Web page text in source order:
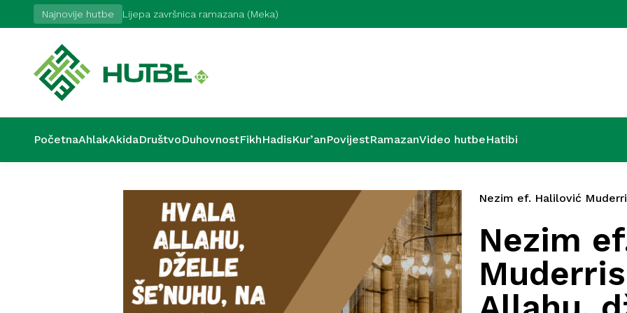
Najnovije hutbe
7. 2026 Lijepa završnica ramazana (Meka) Zadnjih
PočetnaAhlakAkidaDruštvoDuhovnostFikhHadisKur’anPovijestRamazanVideo hutbeHatibi
Nezim ef. Halilović
Nezim